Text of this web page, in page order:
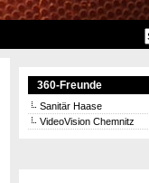
360-Freunde
Sanitär Haase
VideoVision Chemnitz